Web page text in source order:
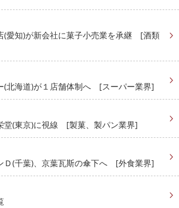
(愛知)が新会社に菓子小売業を承継 [酒類
(北海道)が１店舗体制へ [スーパー業界]
堂(東京)に視線 [製菓、製パン業界]
Ｄ(千葉)、京葉瓦斯の傘下へ [外食業界]